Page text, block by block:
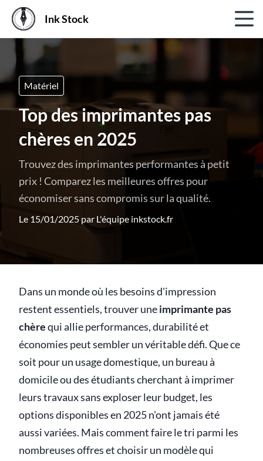
Ink Stock
Matériel
Top des imprimantes pas
chères en 2025
Trouvez des imprimantes performantes à petit
prix ! Comparez les meilleures offres pour
économiser sans compromis sur la qualité.
Le 15/01/2025 par L'équipe inkstock.fr
Dans un monde où les besoins d'impression
restent essentiels, trouver uneimprimante pas
chèrequi allie performances, durabilité et
économies peut sembler un véritable défi. Que ce
soit pour un usage domestique, un bureau à
domicile ou des étudiants cherchant à imprimer
leurs travaux sans exploser leur budget, les
options disponibles en 2025 n'ont jamais été
aussi variées. Mais comment faire le tri parmi les
nombreuses offres et choisir un modèle qui